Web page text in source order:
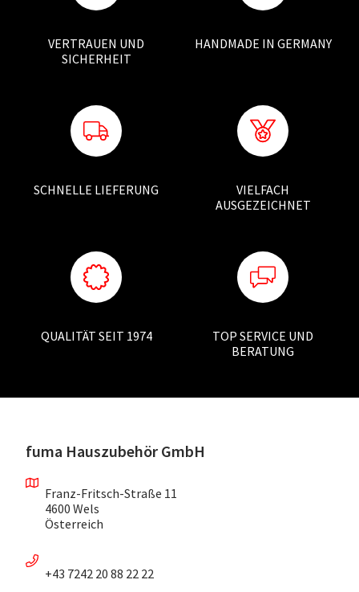
VERTRAUEN UND
SICHERHEIT
HANDMADE IN GERMANY
SCHNELLE LIEFERUNG
VIELFACH
AUSGEZEICHNET
QUALITÄT SEIT 1974
TOP SERVICE UND
BERATUNG
fuma Hauszubehör GmbH
Franz-Fritsch-Straße 11
4600 Wels
Österreich
+43 7242 20 88 22 22